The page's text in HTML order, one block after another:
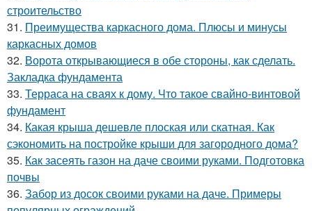
строительство
31. Преимущества каркасного дома. Плюсы и минусы
каркасных домов
32. Ворота открывающиеся в обе стороны, как сделать.
Закладка фундамента
33. Терраса на сваях к дому. Что такое свайно-винтовой
фундамент
34. Какая крыша дешевле плоская или скатная. Как
сэкономить на постройке крыши для загородного дома?
35. Как засеять газон на даче своими руками. Подготовка
почвы
36. Забор из досок своими руками на даче. Примеры